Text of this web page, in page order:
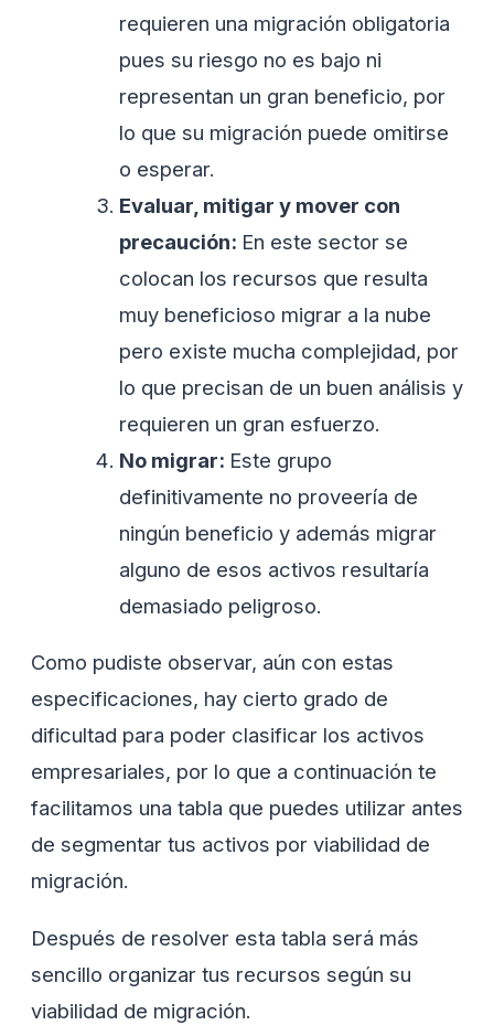
requieren una migración obligatoria
pues su riesgo no es bajo ni
representan un gran beneficio, por
lo que su migración puede omitirse
o esperar.
Evaluar, mitigar y mover con
precaución: En este sector se
colocan los recursos que resulta
muy beneficioso migrar a la nube
pero existe mucha complejidad, por
lo que precisan de un buen análisis y
requieren un gran esfuerzo.
No migrar: Este grupo
definitivamente no proveería de
ningún beneficio y además migrar
alguno de esos activos resultaría
demasiado peligroso.
Como pudiste observar, aún con estas
especificaciones, hay cierto grado de
dificultad para poder clasificar los activos
empresariales, por lo que a continuación te
facilitamos una tabla que puedes utilizar antes
de segmentar tus activos por viabilidad de
migración.
Después de resolver esta tabla será más
sencillo organizar tus recursos según su
viabilidad de migración.